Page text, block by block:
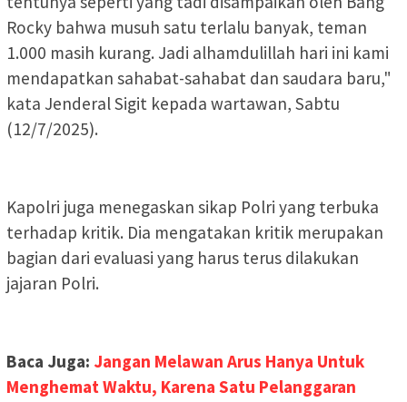
Rocky bahwa musuh satu terlalu banyak, teman
1.000 masih kurang. Jadi alhamdulillah hari ini kami
mendapatkan sahabat-sahabat dan saudara baru,"
kata Jenderal Sigit kepada wartawan, Sabtu
(12/7/2025).
Kapolri juga menegaskan sikap Polri yang terbuka
terhadap kritik. Dia mengatakan kritik merupakan
bagian dari evaluasi yang harus terus dilakukan
jajaran Polri.
Baca Juga: Jangan Melawan Arus Hanya Untuk
Menghemat Waktu, Karena Satu Pelanggaran